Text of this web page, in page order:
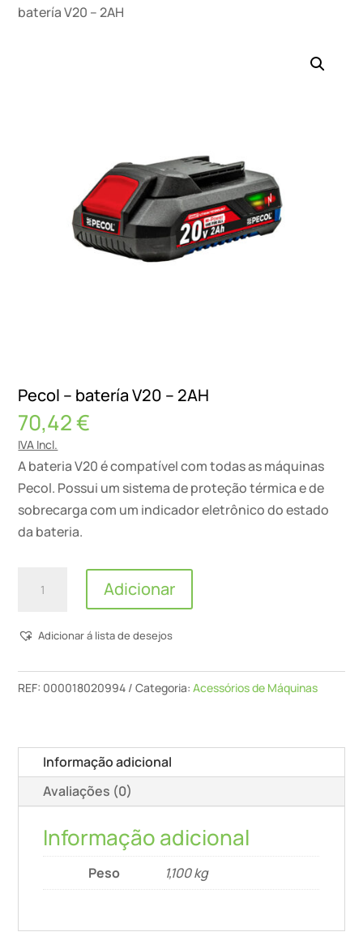
batería V20 – 2AH
Pecol – batería V20 – 2AH
70,42€
IVA Incl.
A bateria V20 é compatível com todas as máquinas
Pecol. Possui um sistema de proteção térmica e de
sobrecarga com um indicador eletrônico do estado
da bateria.
Quantidade
-
V20
Adicionar
Adicionar á lista de desejos
REF: 000018020994 Categoria:Acessórios de Máquinas
Informação adicional
Avaliações (0)
Informação adicional
Peso 1,100 kg